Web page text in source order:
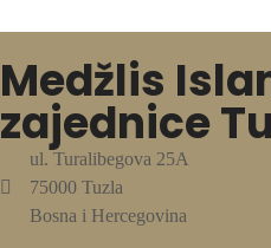
Medžlis
zajednice
ul. Turalibegova 25A
75000 Tuzla
Bosna i Hercegovina